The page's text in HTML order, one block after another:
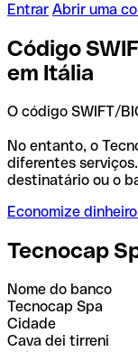
Entrar Abrir uma
Código
em Itália
O código SWIFT/
No entanto, o
diferentes
destinatário ou o
Economize
Tecnocap
Nome do banco
Tecnocap Spa
Cidade
Cava dei tirreni